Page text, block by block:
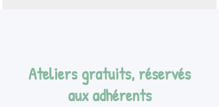
Ateliers gratuits, réservés
aux adhérents